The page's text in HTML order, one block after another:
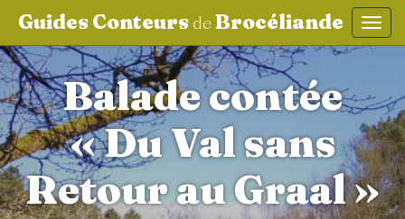
aller au contenu
Guides Conteursde Brocéliande
Balade contée
« Du Val sans
Retour au Graal »